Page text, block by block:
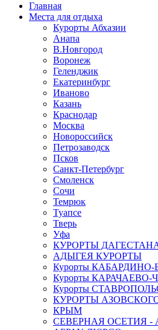
Главная
Места для отдыха
Курорты Абхазии
Анапа
В.Новгород
Воронеж
Геленджик
Екатеринбург
Иваново
Казань
Краснодар
Москва
Новороссийск
Петрозаводск
Псков
Санкт-Петербург
Смоленск
Сочи
Темрюк
Туапсе
Тверь
Уфа
КУРОРТЫ
АДЫГЕЯ КУРОРТЫ
Курорты
Курорты КАРАЧАЕВО-
Курорты
КУРОРТЫ
КРЫМ
СЕВЕРНАЯ ОСЕТИЯ -